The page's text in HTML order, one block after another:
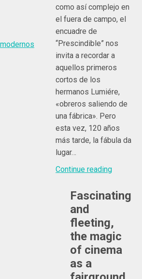
como así complejo en
el fuera de campo, el
encuadre de
“Prescindible” nos
invita a recordar a
aquellos primeros
cortos de los
hermanos Lumiére,
«obreros saliendo de
una fábrica». Pero
esta vez, 120 años
más tarde, la fábula da
lugar…
Continue reading
Fascinating
and
fleeting,
the magic
of cinema
as a